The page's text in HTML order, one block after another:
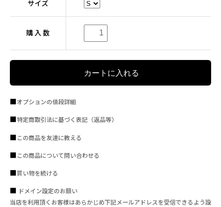
サイズ
購 入 数
オプションの値段詳細
特定商取引法に基づく表記（返品等）
この商品を友達に教える
この商品について問い合わせる
買い物を続ける
ドメイン設定のお願い
当店を利用頂くお客様はあらかじめ下記メールアドレスを受信できるよう設